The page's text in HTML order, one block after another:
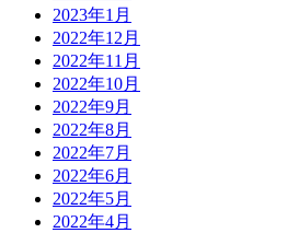
2023年1月
2022年12月
2022年11月
2022年10月
2022年9月
2022年8月
2022年7月
2022年6月
2022年5月
2022年4月